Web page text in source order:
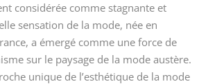
considérée comme stagnante et
sensation de la mode, née en
a émergé comme une force de
sur le paysage de la mode austère.
unique de l’esthétique de la mode